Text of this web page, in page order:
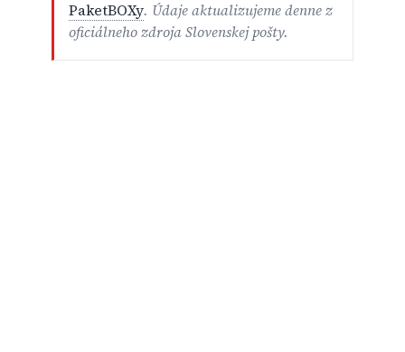
PaketBOXy. Údaje aktualizujeme denne z
oficiálneho zdroja Slovenskej pošty.